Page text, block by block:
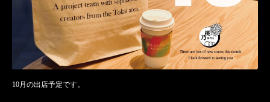
10月の出店予定です。